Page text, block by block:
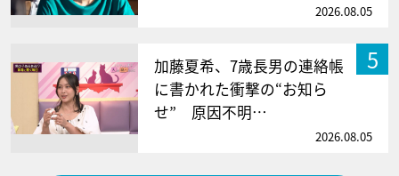
2026.08.05
5
加藤夏希、7歳長男の連絡帳
に書かれた衝撃の“お知ら
せ” 原因不明…
2026.08.05